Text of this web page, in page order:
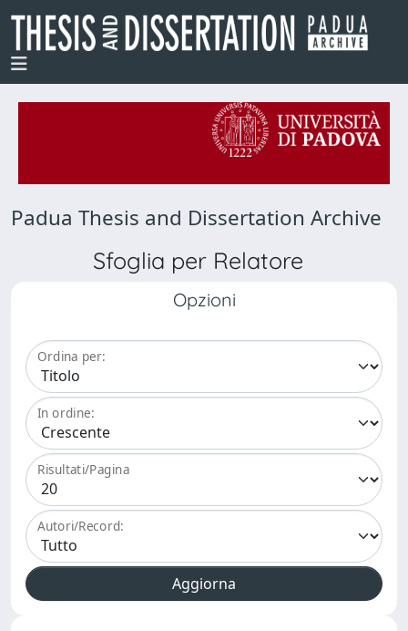
Padua Thesis and Dissertation Archive
Sfoglia per Relatore
Opzioni
Ordina per:
In ordine:
Risultati/Pagina
Autori/Record: